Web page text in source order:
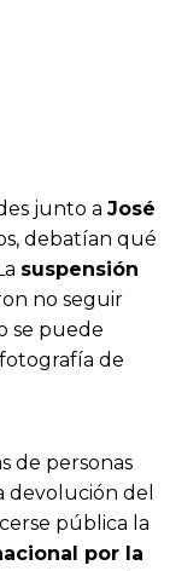
junto a José
debatían qué
suspensión
no seguir
se puede
de
de personas
devolución del
pública la
por la